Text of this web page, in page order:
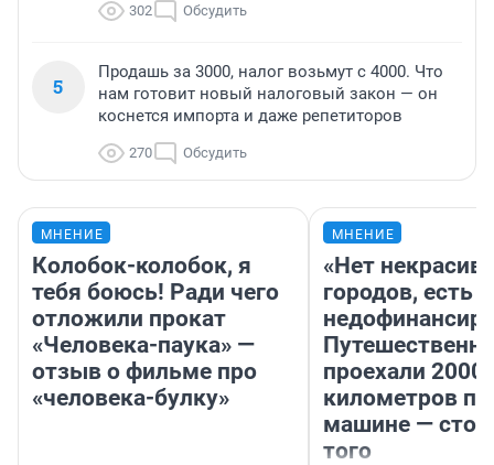
302 Обсудить
5
Продашь за 3000, налог возьмут с 4000. Что
нам готовит новый налоговый закон — он
коснется импорта и даже репетиторов
270 Обсудить
МНЕНИЕ
Колобок-колобок, я
тебя боюсь! Ради чего
отложили прокат
«Человека-паука» —
отзыв о фильме про
«человека-булку»
МНЕНИЕ
«Нет
городов, есть
проехали 2000
километров по
машине —
того